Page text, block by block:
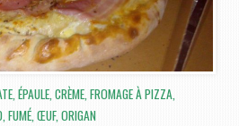
ÉPAULE, CRÈME, FROMAGE À PIZZA,
FUMÉ, ŒUF, ORIGAN